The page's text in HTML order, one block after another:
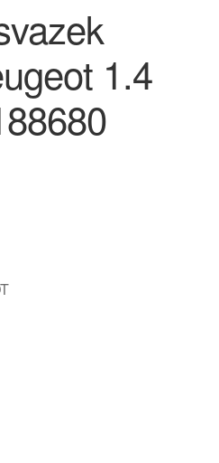
1.4